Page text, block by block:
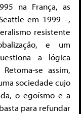
na França, as
em 1999 –,
resistente
e um
a lógica
se assim,
sociedade cujo
o egoísmo e a
para refundar